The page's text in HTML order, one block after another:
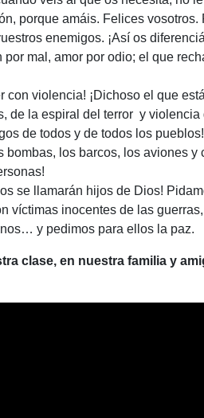
porque amáis. Felices vosotros.
enemigos. ¡Así os
mal, amor por odio; el que
con violencia! ¡Dichoso el que
de la espiral del terror y violencia
de todos y de todos los pueblos!
bombas, los barcos, los aviones y
se llamarán hijos de Dios!
víctimas inocentes de las guerras,
y pedimos para ellos la paz.
clase, en nuestra familia y